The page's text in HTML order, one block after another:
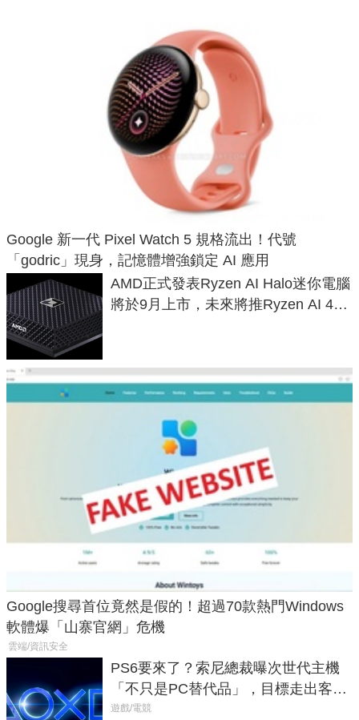
Google 新一代 Pixel Watch 5 規格流出！代號
「godric」現身，記憶體增強鎖定 AI 應用
AMD正式發表Ryzen AI Halo迷你電腦
將於9月上市，未來將推Ryzen AI 400
Google搜尋首位竟然是假的！超過70款熱門Windows
軟體爆「山寨官網」危機
雲端/資訊安全
PS6要來了？索尼總裁曝次世代主機
「不只是PC替代品」，目標走出客
廳、進軍電競桌面
遊戲/電競